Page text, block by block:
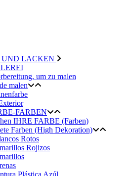
UND LACKEN
um zu malen
malen
FARBEN
IHRE FARBE (Farben)
Farben (High Dekoration)
Rotos
Rojizos
Plástica Azúl